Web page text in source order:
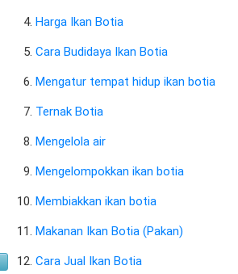
Harga Ikan Botia
Cara Budidaya Ikan Botia
Mengatur tempat hidup ikan botia
Ternak Botia
Mengelola air
Mengelompokkan ikan botia
Membiakkan ikan botia
Makanan Ikan Botia (Pakan)
Cara Jual Ikan Botia